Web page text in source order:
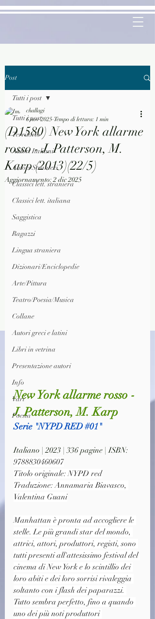
Post
Tutti i post
Territorio
Autori Italiani
Autori Stranieri
Classici lett. straniera
Classici lett. italiana
Saggistica
Ragazzi
Lingua straniera
Dizionari/Enciclopedie
Arte/Pittura
Teatro/Poesia/Musica
Collane
Autori greci e latini
Libri in vetrina
Presentazione autori
Info
Vari
Poesia
Tutti i post
(D1580) New York allarme
rosso - J. Patterson, M.
Karp (2013)(22/5)
challagi
6 nov 2025 Tempo di lettura: 1 min
Aggiornamento:2 dic 2025
New York allarme rosso -
J. Patterson, M. Karp
Serie "NYPD RED #01"
Italiano | 2023 | 336 pagine | ISBN:
9788830460607
Titolo originale: NYPD red
Traduzione: Annamaria Biavasco,
Valentina Guani
Manhattan è pronta ad accogliere le
stelle. Le più grandi star del mondo,
attrici, attori, produttori, registi, sono
tutti presenti all'attesissimo festival del
cinema di New York e lo scintillio dei
loro abiti e dei loro sorrisi rivaleggia
soltanto con i flash dei paparazzi.
Tutto sembra perfetto, fino a quando
uno dei più noti produttori